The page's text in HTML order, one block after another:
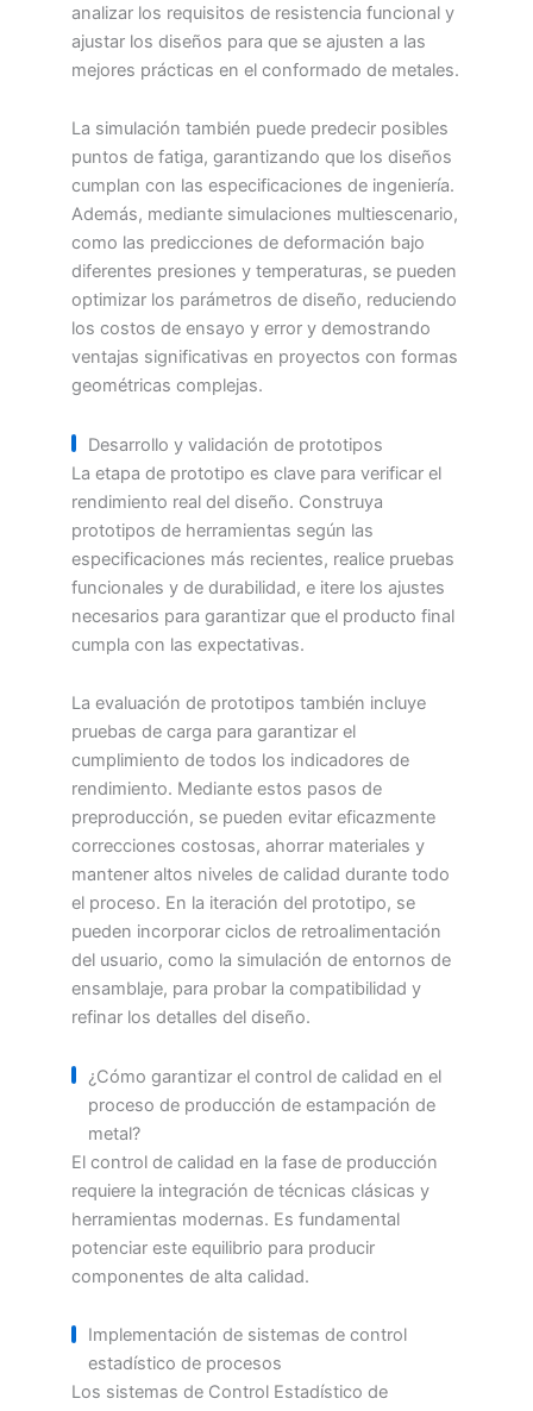
analizar los requisitos de resistencia funcional y
ajustar los diseños para que se ajusten a las
mejores prácticas en el conformado de metales.
La simulación también puede predecir posibles
puntos de fatiga, garantizando que los diseños
cumplan con las especificaciones de ingeniería.
Además, mediante simulaciones multiescenario,
como las predicciones de deformación bajo
diferentes presiones y temperaturas, se pueden
optimizar los parámetros de diseño, reduciendo
los costos de ensayo y error y demostrando
ventajas significativas en proyectos con formas
geométricas complejas.
Desarrollo y validación de prototipos
La etapa de prototipo es clave para verificar el
rendimiento real del diseño. Construya
prototipos de herramientas según las
especificaciones más recientes, realice pruebas
funcionales y de durabilidad, e itere los ajustes
necesarios para garantizar que el producto final
cumpla con las expectativas.
La evaluación de prototipos también incluye
pruebas de carga para garantizar el
cumplimiento de todos los indicadores de
rendimiento. Mediante estos pasos de
preproducción, se pueden evitar eficazmente
correcciones costosas, ahorrar materiales y
mantener altos niveles de calidad durante todo
el proceso. En la iteración del prototipo, se
pueden incorporar ciclos de retroalimentación
del usuario, como la simulación de entornos de
ensamblaje, para probar la compatibilidad y
refinar los detalles del diseño.
¿Cómo garantizar el control de calidad en el
proceso de producción de estampación de
metal?
El control de calidad en la fase de producción
requiere la integración de técnicas clásicas y
herramientas modernas. Es fundamental
potenciar este equilibrio para producir
componentes de alta calidad.
Implementación de sistemas de control
estadístico de procesos
Los sistemas de Control Estadístico de